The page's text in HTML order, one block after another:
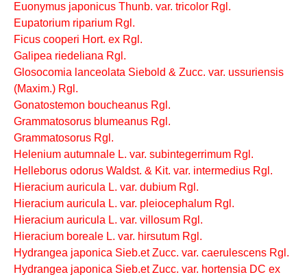
Euonymus japonicus Thunb. var. tricolor Rgl.
Eupatorium riparium Rgl.
Ficus cooperi Hort. ex Rgl.
Galipea riedeliana Rgl.
Glosocomia lanceolata Siebold & Zucc. var. ussuriensis
(Maxim.) Rgl.
Gonatostemon boucheanus Rgl.
Grammatosorus blumeanus Rgl.
Grammatosorus Rgl.
Helenium autumnale L. var. subintegerrimum Rgl.
Helleborus odorus Waldst. & Kit. var. intermedius Rgl.
Hieracium auricula L. var. dubium Rgl.
Hieracium auricula L. var. pleiocephalum Rgl.
Hieracium auricula L. var. villosum Rgl.
Hieracium boreale L. var. hirsutum Rgl.
Hydrangea japonica Sieb.et Zucc. var. caerulescens Rgl.
Hydrangea japonica Sieb.et Zucc. var. hortensia DC ex